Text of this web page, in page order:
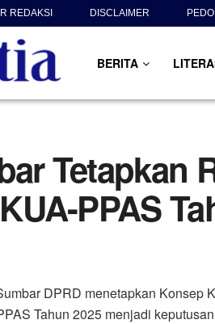
REDAKSI DISCLAIMER
BERITA
Tetapkan
PPAS
DPRD menetapkan Konsep
Tahun 2025 menjadi